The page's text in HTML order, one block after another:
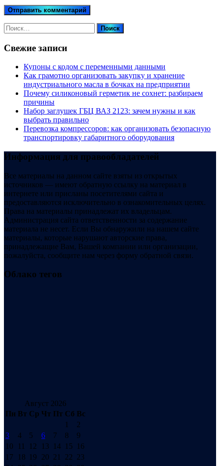
Найти:
Свежие записи
Купоны c кодом с переменными данными
Как грамотно организовать закупку и хранение
индустриального масла в бочках на предприятии
Почему силиконовый герметик не сохнет: разбираем
причины
Набор заглушек ГБЦ ВАЗ 2123: зачем нужны и как
выбрать правильно
Перевозка компрессоров: как организовать безопасную
транспортировку габаритного оборудования
Информация для правообладателей
Все материалы на данном сайте взяты из открытых
источников — имеют обратную ссылку на материал в
интернете или присланы посетителями сайта и
предоставляются исключительно в ознакомительных целях.
Права на материалы принадлежат их владельцам.
Администрация сайта ответственности за содержание
материала не несет. Если Вы обнаружили на нашем сайте
материалы, которые нарушают авторские права,
принадлежащие Вам, Вашей компании или организации,
пожалуйста, сообщите нам через форму обратной связи.
Облако тегов
Август 2026
Пн Вт Ср Чт Пт Сб Вс
1
2
3
4 5 6 7 8
9
10
11 12 13 14 15
16
17
18 19 20 21 22 23